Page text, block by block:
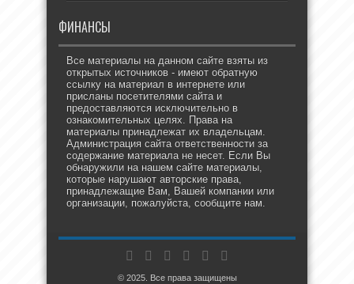
ФИНАНСЫ
Все материалы на данном сайте взяты из
открытых источников - имеют обратную
ссылку на материал в интернете или
присланы посетителями сайта и
предоставляются исключительно в
ознакомительных целях. Права на
материалы принадлежат их владельцам.
Администрация сайта ответственности за
содержание материала не несет. Если Вы
обнаружили на нашем сайте материалы,
которые нарушают авторские права,
принадлежащие Вам, Вашей компании или
организации, пожалуйста, сообщите нам.
© 2025. Все права защищены